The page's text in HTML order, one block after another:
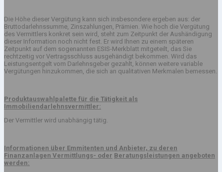
Die Höhe dieser Vergütung kann sich insbesondere ergeben aus: der
Bruttodarlehnssumme, Zinszahlungen, Prämien. Wie hoch die Vergütung
des Vermittlers konkret sein wird, steht zum Zeitpunkt der Aushändigung
dieser Information noch nicht fest. Er wird Ihnen zu einem späteren
Zeitpunkt auf dem sogenannten ESIS-Merkblatt mitgeteilt, das Sie
rechtzeitig vor Vertragsschluss ausgehändigt bekommen. Wird das
Leistungsentgelt vom Darlehnsgeber gezahlt, können weitere variable
Vergütungen hinzukommen, die sich an qualitativen Merkmalen bemessen.
Produktauswahlpalette für die Tätigkeit als
Immobiliendarlehnsvermittler:
Der Vermittler wird unabhängig tätig.
Informationen über Emmitenten und Anbieter, zu deren
Finanzanlagen Vermittlungs- oder Beratungsleistungen angeboten
werden: